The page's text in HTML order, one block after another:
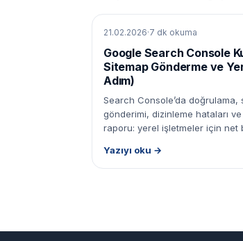
21.02.2026·7 dk okuma
Google Search Console
Sitemap Gönderme ve
Adım)
Search Console’da doğrulama,
gönderimi, dizinleme hataları
raporu: yerel işletmeler için net
Yazıyı oku →